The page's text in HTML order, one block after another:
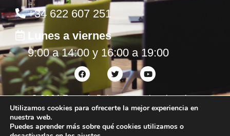
+34 622 607 251
Lunes a viernes
9:00 a 14:00 y 16:00 a 19:00
©2026Zona de Bolsa. Todos los derechos
reservados.
Utilizamos cookies para ofrecerte la mejor experiencia en
nuestra web.
Puedes aprender más sobre qué cookies utilizamos o